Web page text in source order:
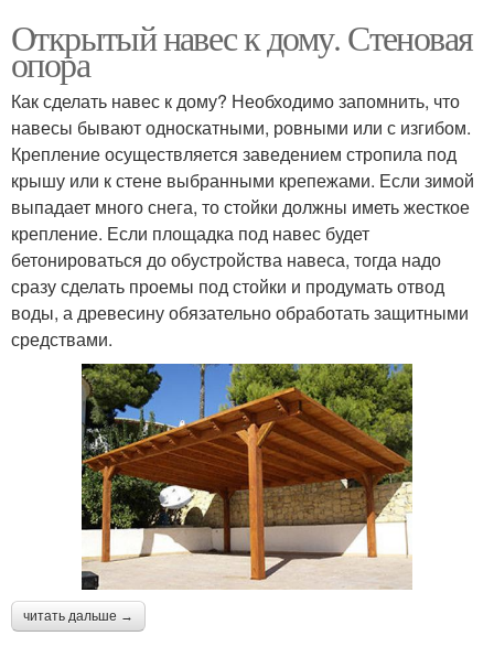
Открытый навес к дому. Стеновая
опора
Как сделать навес к дому? Необходимо запомнить, что
навесы бывают односкатными, ровными или с изгибом.
Крепление осуществляется заведением стропила под
крышу или к стене выбранными крепежами. Если зимой
выпадает много снега, то стойки должны иметь жесткое
крепление. Если площадка под навес будет
бетонироваться до обустройства навеса, тогда надо
сразу сделать проемы под стойки и продумать отвод
воды, а древесину обязательно обработать защитными
средствами.
читать дальше →